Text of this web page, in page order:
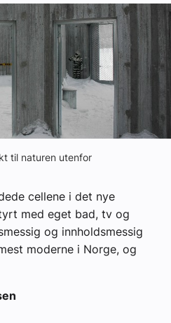
Nyheter
til naturen utenfor
cellene i det nye
med eget bad, tv og
og innholdsmessig
moderne i Norge, og